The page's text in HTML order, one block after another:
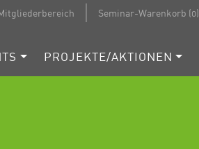
Seminar-Warenkorb (0)
PROJEKTE/AKTIONEN